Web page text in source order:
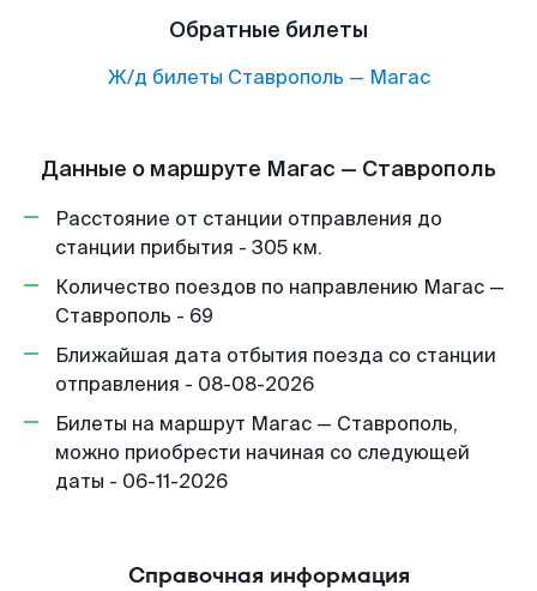
Обратные билеты
Ж/д билеты Ставрополь — Магас
Данные о маршруте Магас — Ставрополь
Расстояние от станции отправления до
станции прибытия - 305 км.
Количество поездов по направлению Магас —
Ставрополь - 69
Ближайшая дата отбытия поезда со станции
отправления - 08-08-2026
Билеты на маршрут Магас — Ставрополь,
можно приобрести начиная со следующей
даты - 06-11-2026
Справочная информация